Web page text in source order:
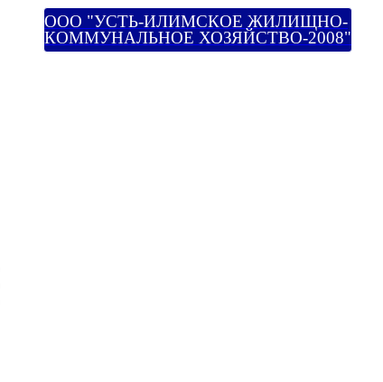
ООО "УСТЬ-ИЛИМСКОЕ ЖИЛИЩНО-
КОММУНАЛЬНОЕ ХОЗЯЙСТВО-2008"